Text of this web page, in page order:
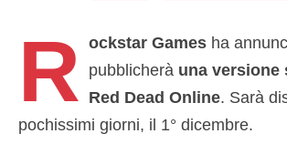
R ockstar Games ha
pubblicherà una versione
Red Dead Online. Sarà
pochissimi giorni, il 1° dicembre.